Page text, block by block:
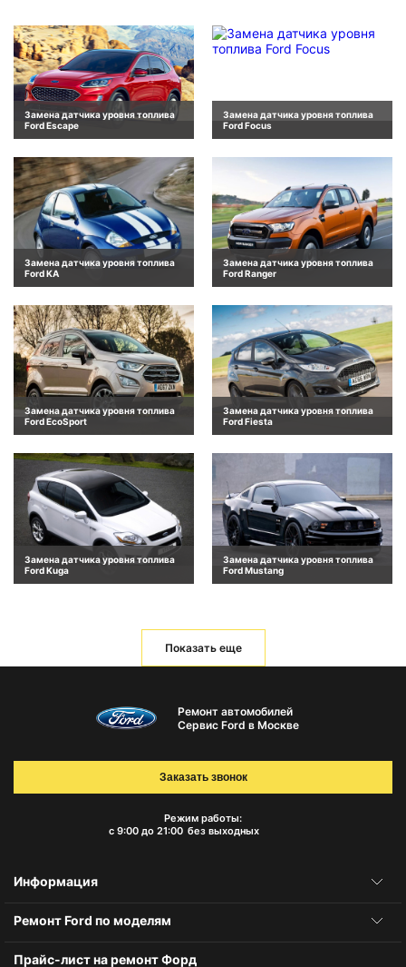
Замена датчика уровня топлива
Ford Escape
Замена датчика уровня топлива
Ford Focus
Замена датчика уровня топлива
Ford KA
Замена датчика уровня топлива
Ford Ranger
Замена датчика уровня топлива
Ford EcoSport
Замена датчика уровня топлива
Ford Fiesta
Замена датчика уровня топлива
Ford Kuga
Замена датчика уровня топлива
Ford Mustang
Показать еще
Ремонт автомобилей
Сервис Ford в Москве
Режим работы:
с 9:00 до 21:00 без выходных
Заказать звонок
Информация
Ремонт Ford по моделям
Прайс-лист на ремонт Форд